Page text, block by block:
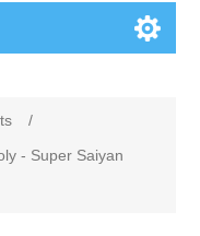
/
- Super Saiyan